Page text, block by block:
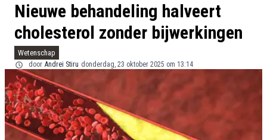
Nieuwe behandeling halveert
cholesterol zonder bijwerkingen
Wetenschap
door Andrei Stiru donderdag, 23 oktober 2025 om 13:14